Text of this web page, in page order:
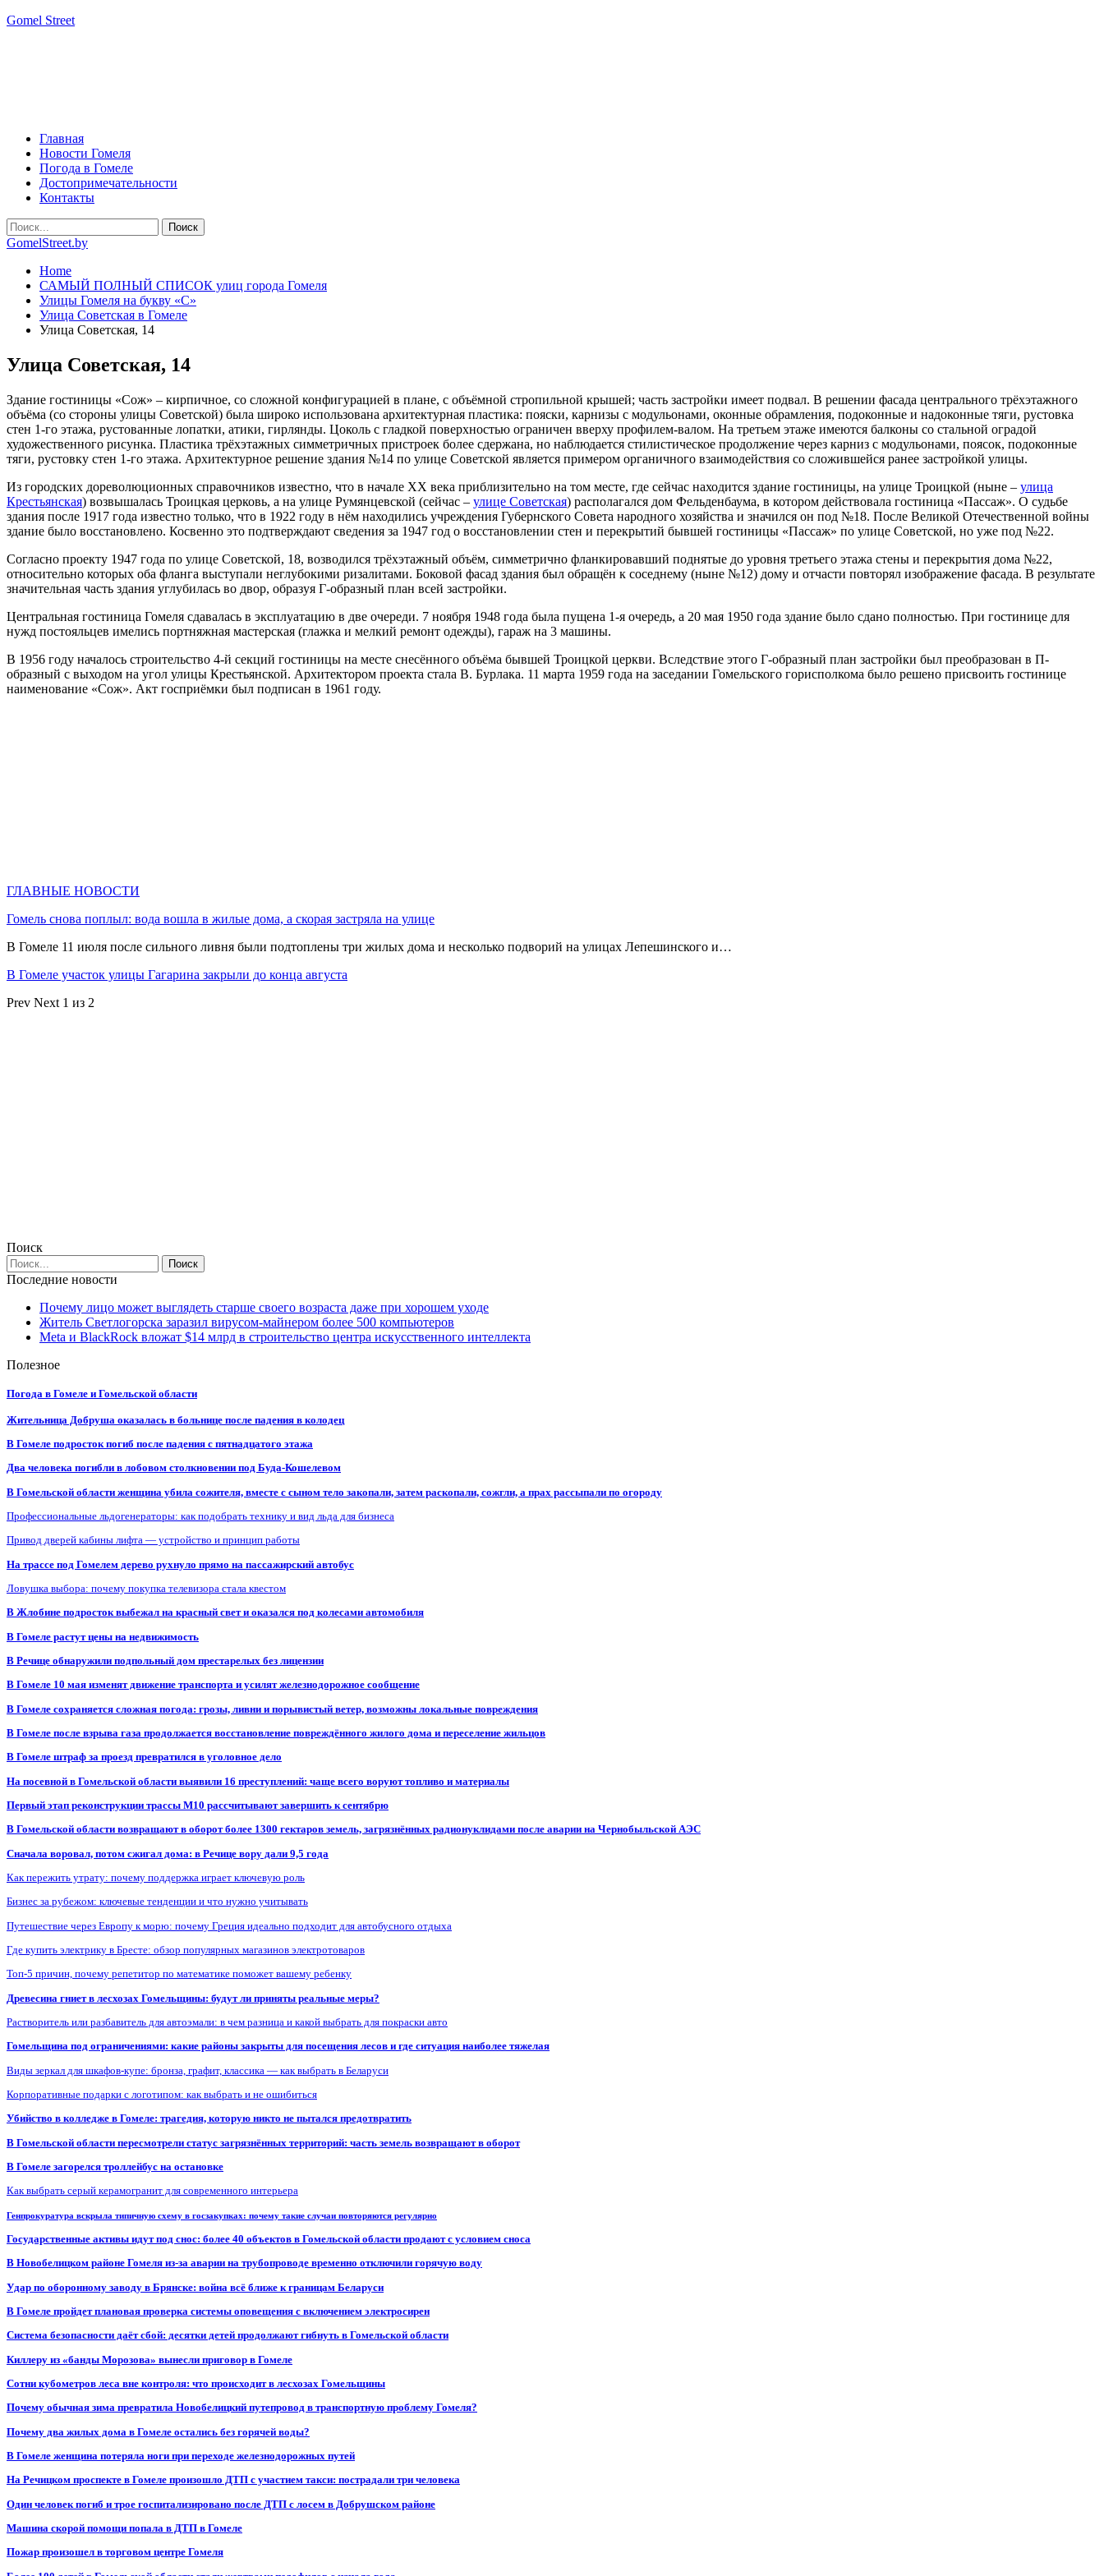
Gomel Street
Главная
Новости Гомеля
Погода в Гомеле
Достопримечательности
Контакты
GomelStreet.by
Home
САМЫЙ ПОЛНЫЙ СПИСОК улиц города Гомеля
Улицы Гомеля на букву «С»
Улица Советская в Гомеле
Улица Советская, 14
Улица Советская, 14
Здание гостиницы «Сож» – кирпичное, со сложной конфигурацией в плане, с объёмной стропильной крышей; часть застройки имеет подвал. В решении фасада центрального трёхэтажного
объёма (со стороны улицы Советской) была широко использована архитектурная пластика: пояски, карнизы с модульонами, оконные обрамления, подоконные и надоконные тяги, рустовка
стен 1-го этажа, рустованные лопатки, атики, гирлянды. Цоколь с гладкой поверхностью ограничен вверху профилем-валом. На третьем этаже имеются балконы со стальной оградой
художественного рисунка. Пластика трёхэтажных симметричных пристроек более сдержана, но наблюдается стилистическое продолжение через карниз с модульонами, поясок, подоконные
тяги, рустовку стен 1-го этажа. Архитектурное решение здания №14 по улице Советской является примером органичного взаимодействия со сложившейся ранее застройкой улицы.
Из городских дореволюционных справочников известно, что в начале ХХ века приблизительно на том месте, где сейчас находится здание гостиницы, на улице Троицкой (ныне – улица
Крестьянская) возвышалась Троицкая церковь, а на улице Румянцевской (сейчас – улице Советская) располагался дом Фельденбаума, в котором действовала гостиница «Пассаж». О судьбе
здания после 1917 года известно только, что в 1922 году в нём находились учреждения Губернского Совета народного хозяйства и значился он под №18. После Великой Отечественной войны
здание было восстановлено. Косвенно это подтверждают сведения за 1947 год о восстановлении стен и перекрытий бывшей гостиницы «Пассаж» по улице Советской, но уже под №22.
Согласно проекту 1947 года по улице Советской, 18, возводился трёхэтажный объём, симметрично фланкировавший поднятые до уровня третьего этажа стены и перекрытия дома №22,
относительно которых оба фланга выступали неглубокими ризалитами. Боковой фасад здания был обращён к соседнему (ныне №12) дому и отчасти повторял изображение фасада. В результате
значительная часть здания углубилась во двор, образуя Г-образный план всей застройки.
Центральная гостиница Гомеля сдавалась в эксплуатацию в две очереди. 7 ноября 1948 года была пущена 1-я очередь, а 20 мая 1950 года здание было сдано полностью. При гостинице для
нужд постояльцев имелись портняжная мастерская (глажка и мелкий ремонт одежды), гараж на 3 машины.
В 1956 году началось строительство 4-й секций гостиницы на месте снесённого объёма бывшей Троицкой церкви. Вследствие этого Г-образный план застройки был преобразован в П-
образный с выходом на угол улицы Крестьянской. Архитектором проекта стала В. Бурлака. 11 марта 1959 года на заседании Гомельского горисполкома было решено присвоить гостинице
наименование «Сож». Акт госприёмки был подписан в 1961 году.
ГЛАВНЫЕ НОВОСТИ
Гомель снова поплыл: вода вошла в жилые дома, а скорая застряла на улице
В Гомеле 11 июля после сильного ливня были подтоплены три жилых дома и несколько подворий на улицах Лепешинского и…
В Гомеле участок улицы Гагарина закрыли до конца августа
Prev Next 1 из 2
Поиск
Последние новости
Почему лицо может выглядеть старше своего возраста даже при хорошем уходе
Житель Светлогорска заразил вирусом-майнером более 500 компьютеров
Meta и BlackRock вложат $14 млрд в строительство центра искусственного интеллекта
Полезное
Погода в Гомеле и Гомельской области
Жительница Добруша оказалась в больнице после падения в колодец
В Гомеле подросток погиб после падения с пятнадцатого этажа
Два человека погибли в лобовом столкновении под Буда-Кошелевом
В Гомельской области женщина убила сожителя, вместе с сыном тело закопали, затем раскопали, сожгли, а прах рассыпали по огороду
Профессиональные льдогенераторы: как подобрать технику и вид льда для бизнеса
Привод дверей кабины лифта — устройство и принцип работы
На трассе под Гомелем дерево рухнуло прямо на пассажирский автобус
Ловушка выбора: почему покупка телевизора стала квестом
В Жлобине подросток выбежал на красный свет и оказался под колесами автомобиля
В Гомеле растут цены на недвижимость
В Речице обнаружили подпольный дом престарелых без лицензии
В Гомеле 10 мая изменят движение транспорта и усилят железнодорожное сообщение
В Гомеле сохраняется сложная погода: грозы, ливни и порывистый ветер, возможны локальные повреждения
В Гомеле после взрыва газа продолжается восстановление повреждённого жилого дома и переселение жильцов
В Гомеле штраф за проезд превратился в уголовное дело
На посевной в Гомельской области выявили 16 преступлений: чаще всего воруют топливо и материалы
Первый этап реконструкции трассы М10 рассчитывают завершить к сентябрю
В Гомельской области возвращают в оборот более 1300 гектаров земель, загрязнённых радионуклидами после аварии на Чернобыльской АЭС
Сначала воровал, потом сжигал дома: в Речице вору дали 9,5 года
Как пережить утрату: почему поддержка играет ключевую роль
Бизнес за рубежом: ключевые тенденции и что нужно учитывать
Путешествие через Европу к морю: почему Греция идеально подходит для автобусного отдыха
Где купить электрику в Бресте: обзор популярных магазинов электротоваров
Топ-5 причин, почему репетитор по математике поможет вашему ребенку
Древесина гниет в лесхозах Гомельщины: будут ли приняты реальные меры?
Растворитель или разбавитель для автоэмали: в чем разница и какой выбрать для покраски авто
Гомельщина под ограничениями: какие районы закрыты для посещения лесов и где ситуация наиболее тяжелая
Виды зеркал для шкафов-купе: бронза, графит, классика — как выбрать в Беларуси
Корпоративные подарки с логотипом: как выбрать и не ошибиться
Убийство в колледже в Гомеле: трагедия, которую никто не пытался предотвратить
В Гомельской области пересмотрели статус загрязнённых территорий: часть земель возвращают в оборот
В Гомеле загорелся троллейбус на остановке
Как выбрать серый керамогранит для современного интерьера
Генпрокуратура вскрыла типичную схему в госзакупках: почему такие случаи повторяются регулярно
Государственные активы идут под снос: более 40 объектов в Гомельской области продают с условием сноса
В Новобелицком районе Гомеля из-за аварии на трубопроводе временно отключили горячую воду
Удар по оборонному заводу в Брянске: война всё ближе к границам Беларуси
В Гомеле пройдет плановая проверка системы оповещения с включением электросирен
Система безопасности даёт сбой: десятки детей продолжают гибнуть в Гомельской области
Киллеру из «банды Морозова» вынесли приговор в Гомеле
Сотни кубометров леса вне контроля: что происходит в лесхозах Гомельщины
Почему обычная зима превратила Новобелицкий путепровод в транспортную проблему Гомеля?
Почему два жилых дома в Гомеле остались без горячей воды?
В Гомеле женщина потеряла ноги при переходе железнодорожных путей
На Речицком проспекте в Гомеле произошло ДТП с участием такси: пострадали три человека
Один человек погиб и трое госпитализировано после ДТП с лосем в Добрушском районе
Машина скорой помощи попала в ДТП в Гомеле
Пожар произошел в торговом центре Гомеля